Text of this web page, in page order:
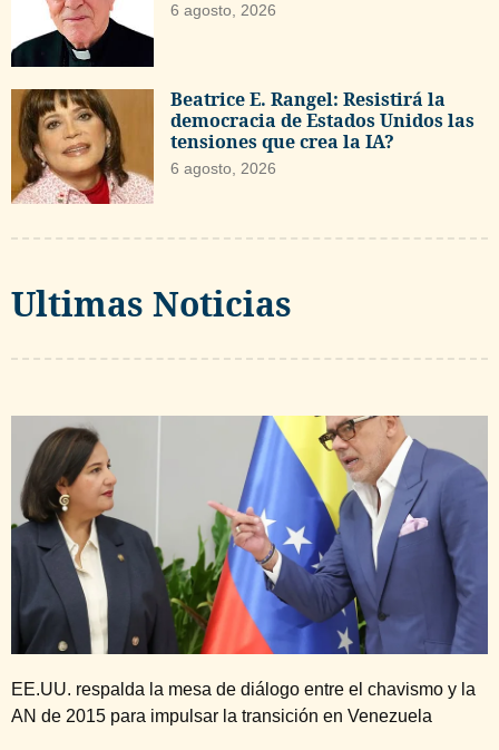
6 agosto, 2026
Beatrice E. Rangel: Resistirá la
democracia de Estados Unidos las
tensiones que crea la IA?
6 agosto, 2026
Ultimas Noticias
EE.UU. respalda la mesa de diálogo entre el chavismo y la
AN de 2015 para impulsar la transición en Venezuela